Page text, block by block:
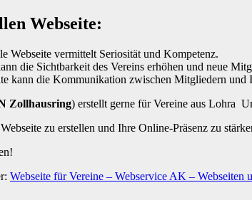
Webseite:
Webseite vermittelt Seriosität und Kompetenz.
die Sichtbarkeit des Vereins erhöhen und neue
kann die Kommunikation zwischen Mitgliedern und
Zollhausring) erstellt gerne für Vereine aus Lohra
zu erstellen und Ihre Online-Präsenz zu
Webseite für Vereine – Webservice AK – Webseiten